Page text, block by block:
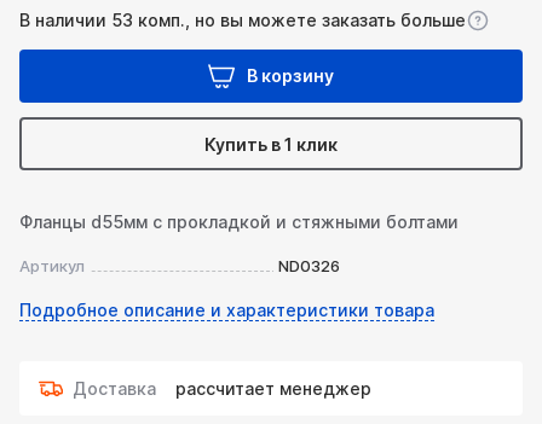
В наличии 53 комп., но вы можете заказать больше
В корзину
Купить в 1 клик
Фланцы d55мм с прокладкой и стяжными болтами
Артикул ND0326
Подробное описание и характеристики товара
Доставка рассчитает менеджер